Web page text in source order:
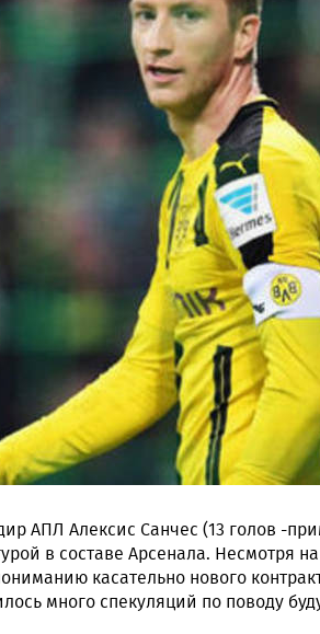
АПЛ Алексис Санчес (13 голов -
в составе Арсенала. Несмотря
касательно нового
много спекуляций по поводу